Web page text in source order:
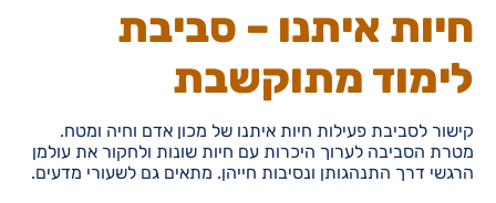
חיות איתנו – סביבת
לימוד מתוקשבת
קישור לסביבת פעילות חיות איתנו של מכון אדם וחיה ומטח.
מטרת הסביבה לערוך היכרות עם חיות שונות ולחקור את עולמן
הרגשי דרך התנהגותן ונסיבות חייהן. מתאים גם לשעורי מדעים.